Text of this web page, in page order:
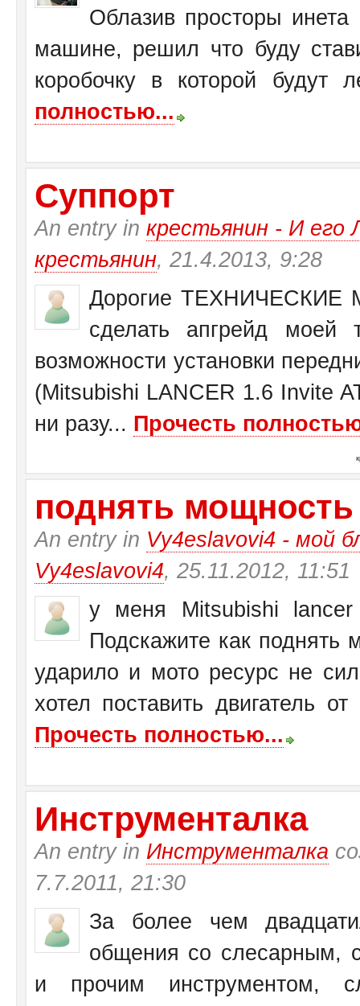
Облазив просторы
машине, решил что буду
коробочку в которой будут
полностью...
Суппорт
An entry in крестьянин - И
крестьянин, 21.4.2013, 9:28
Дорогие ТЕХНИЧЕСКИЕ
сделать апгрейд моей
возможности установки
(Mitsubishi LANCER 1.6 Invite
ни разу... Прочесть
поднять
An entry in Vy4eslavovi4 - мой
Vy4eslavovi4, 25.11.2012, 11:51
у меня Mitsubishi
Подскажите как поднять
ударило и мото ресурс не
хотел поставить двигатель
Прочесть полностью...
Инструменталка
An entry in Инструменталка
7.7.2011, 21:30
За более чем
общения со слесарным,
и прочим инструментом,